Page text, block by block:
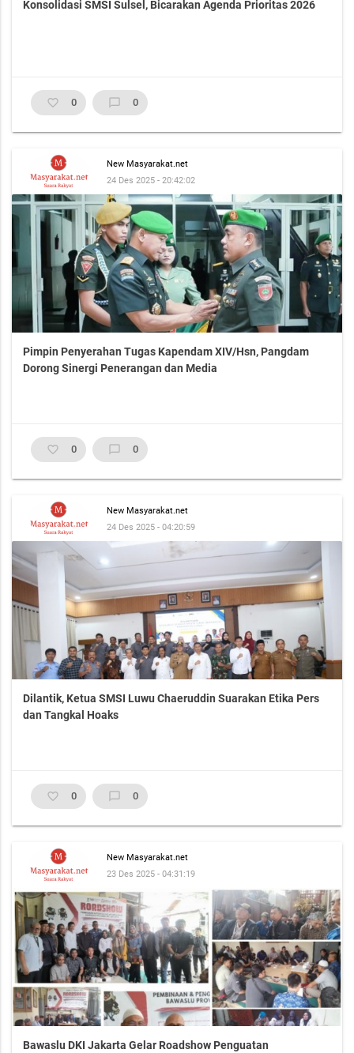
Konsolidasi SMSI Sulsel, Bicarakan Agenda Prioritas 2026
favorite_border 0 chat_bubble_outline 0
New Masyarakat.net
24 Des 2025 - 20:42:02
Pimpin Penyerahan Tugas Kapendam XIV/Hsn, Pangdam
Dorong Sinergi Penerangan dan Media
favorite_border 0 chat_bubble_outline 0
New Masyarakat.net
24 Des 2025 - 04:20:59
Dilantik, Ketua SMSI Luwu Chaeruddin Suarakan Etika Pers
dan Tangkal Hoaks
favorite_border 0 chat_bubble_outline 0
New Masyarakat.net
23 Des 2025 - 04:31:19
Bawaslu DKI Jakarta Gelar Roadshow Penguatan